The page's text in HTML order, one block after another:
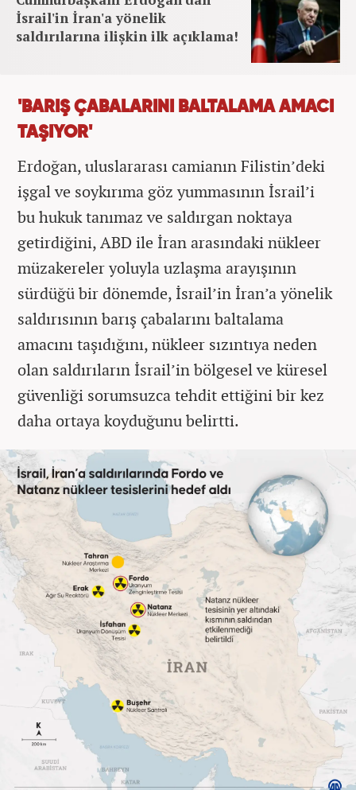
İsrail'in İran'a yönelik
saldırılarına ilişkin ilk açıklama!
'BARIŞ ÇABALARINI BALTALAMA AMACI
TAŞIYOR'
Erdoğan, uluslararası camianın Filistin’deki
işgal ve soykırıma göz yummasının İsrail’i
bu hukuk tanımaz ve saldırgan noktaya
getirdiğini, ABD ile İran arasındaki nükleer
müzakereler yoluyla uzlaşma arayışının
sürdüğü bir dönemde, İsrail’in İran’a yönelik
saldırısının barış çabalarını baltalama
amacını taşıdığını, nükleer sızıntıya neden
olan saldırıların İsrail’in bölgesel ve küresel
güvenliği sorumsuzca tehdit ettiğini bir kez
daha ortaya koyduğunu belirtti.